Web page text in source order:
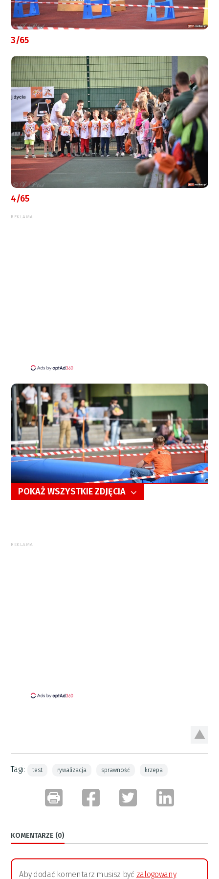
3/65
4/65
REKLAMA
POKAŻ WSZYSTKIE ZDJĘCIA
REKLAMA
Tagi: test rywalizacja sprawność krzepa
KOMENTARZE (0)
Aby dodać komentarz musisz być zalogowany